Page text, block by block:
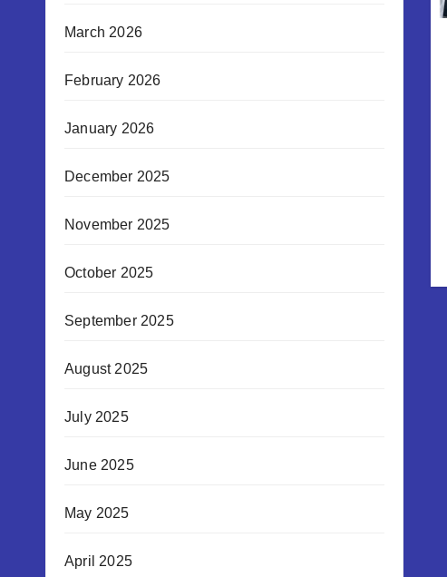
March 2026
February 2026
January 2026
December 2025
November 2025
October 2025
September 2025
August 2025
July 2025
June 2025
May 2025
April 2025